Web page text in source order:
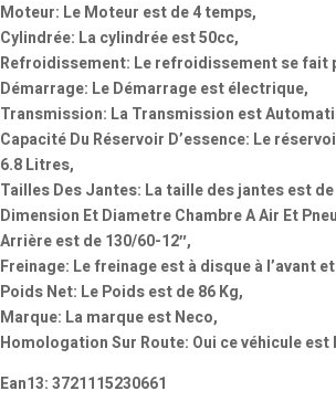
Moteur: Le Moteur est de 4 temps,
Cylindrée: La cylindrée est 50cc,
Refroidissement: Le refroidissement se fait
Démarrage: Le Démarrage est électrique,
Transmission: La Transmission est
Capacité Du Réservoir D’essence: Le
6.8 Litres,
Tailles Des Jantes: La taille des jantes est de
Dimension Et Diametre Chambre A Air Et
Arrière est de 130/60-12″,
Freinage: Le freinage est à disque à l’avant
Poids Net: Le Poids est de 86 Kg,
Marque: La marque est Neco,
Homologation Sur Route: Oui ce véhicule
Ean13: 3721115230661